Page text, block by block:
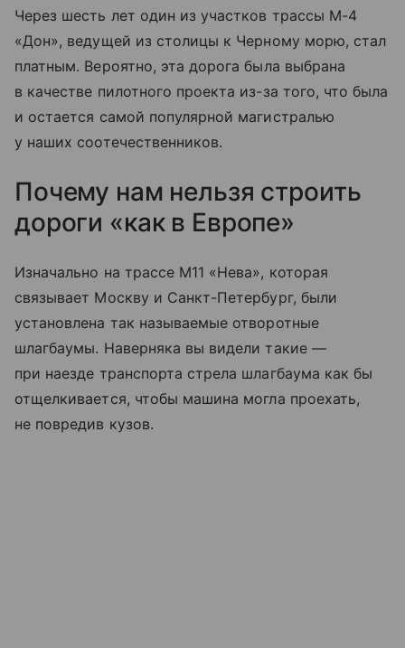
Через шесть лет один из участков трассы М-4
«Дон», ведущей из столицы к Черному морю, стал
платным. Вероятно, эта дорога была выбрана
в качестве пилотного проекта из-за того, что была
и остается самой популярной магистралью
у наших соотечественников.
Почему нам нельзя строить
дороги «как в Европе»
Изначально на трассе М11 «Нева», которая
связывает Москву и Санкт-Петербург, были
установлена так называемые отворотные
шлагбаумы. Наверняка вы видели такие —
при наезде транспорта стрела шлагбаума как бы
отщелкивается, чтобы машина могла проехать,
не повредив кузов.